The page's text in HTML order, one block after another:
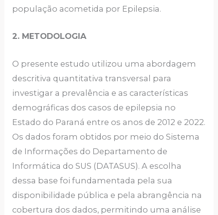
população acometida por Epilepsia.
2. METODOLOGIA
O presente estudo utilizou uma abordagem
descritiva quantitativa transversal para
investigar a prevalência e as características
demográficas dos casos de epilepsia no
Estado do Paraná entre os anos de 2012 e 2022.
Os dados foram obtidos por meio do Sistema
de Informações do Departamento de
Informática do SUS (DATASUS). A escolha
dessa base foi fundamentada pela sua
disponibilidade pública e pela abrangência na
cobertura dos dados, permitindo uma análise